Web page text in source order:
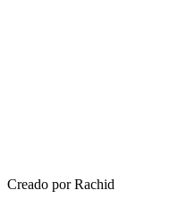
Creado por Rachid